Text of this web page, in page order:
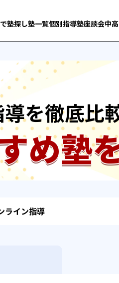
塾探し塾一覧個別指導塾座談会中
を徹底比
め塾
ライン指導